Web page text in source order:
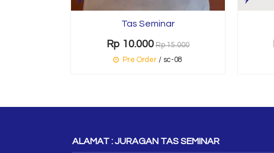
Tas Seminar
Rp 10.000 Rp 15.000
Pre Order / sc-08
ALAMAT : JURAGAN TAS SEMINAR